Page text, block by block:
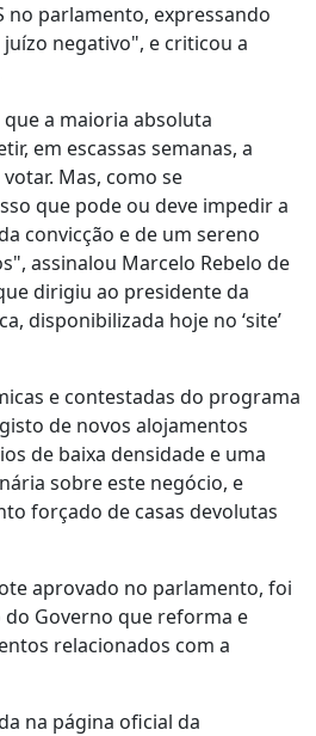
no parlamento, expressando
negativo", e criticou a
a maioria absoluta
em escassas semanas, a
Mas, como se
que pode ou deve impedir a
convicção e de um sereno
assinalou Marcelo Rebelo de
dirigiu ao presidente da
disponibilizada hoje no ‘site’
e contestadas do programa
de novos alojamentos
de baixa densidade e uma
sobre este negócio, e
forçado de casas devolutas
aprovado no parlamento, foi
Governo que reforma e
relacionados com a
na página oficial da